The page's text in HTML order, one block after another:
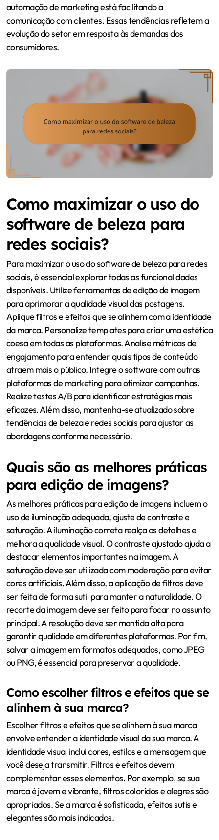
automação de marketing está facilitando a
comunicação com clientes. Essas tendências refletem a
evolução do setor em resposta às demandas dos
consumidores.
Como maximizar o uso do
software de beleza para
redes sociais?
Para maximizar o uso do software de beleza para redes
sociais, é essencial explorar todas as funcionalidades
disponíveis. Utilize ferramentas de edição de imagem
para aprimorar a qualidade visual das postagens.
Aplique filtros e efeitos que se alinhem com a identidade
da marca. Personalize templates para criar uma estética
coesa em todas as plataformas. Analise métricas de
engajamento para entender quais tipos de conteúdo
atraem mais o público. Integre o software com outras
plataformas de marketing para otimizar campanhas.
Realize testes A/B para identificar estratégias mais
eficazes. Além disso, mantenha-se atualizado sobre
tendências de beleza e redes sociais para ajustar as
abordagens conforme necessário.
Quais são as melhores práticas
para edição de imagens?
As melhores práticas para edição de imagens incluem o
uso de iluminação adequada, ajuste de contraste e
saturação. A iluminação correta realça os detalhes e
melhora a qualidade visual. O contraste ajustado ajuda a
destacar elementos importantes na imagem. A
saturação deve ser utilizada com moderação para evitar
cores artificiais. Além disso, a aplicação de filtros deve
ser feita de forma sutil para manter a naturalidade. O
recorte da imagem deve ser feito para focar no assunto
principal. A resolução deve ser mantida alta para
garantir qualidade em diferentes plataformas. Por fim,
salvar a imagem em formatos adequados, como JPEG
ou PNG, é essencial para preservar a qualidade.
Como escolher filtros e efeitos que se
alinhem à sua marca?
Escolher filtros e efeitos que se alinhem à sua marca
envolve entender a identidade visual da sua marca. A
identidade visual inclui cores, estilos e a mensagem que
você deseja transmitir. Filtros e efeitos devem
complementar esses elementos. Por exemplo, se sua
marca é jovem e vibrante, filtros coloridos e alegres são
apropriados. Se a marca é sofisticada, efeitos sutis e
elegantes são mais indicados.